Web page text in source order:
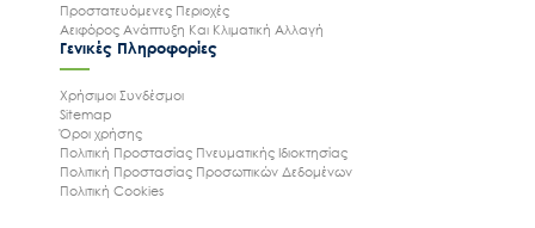
Προστατευόμενες Περιοχές
Αειφόρος Ανάπτυξη Και Κλιματική Αλλαγή
Γενικές Πληροφορίες
Χρήσιμοι Συνδέσμοι
Sitemap
Όροι χρήσης
Πολιτική Προστασίας Πνευματικής Ιδιοκτησίας
Πολιτική Προστασίας Προσωπικών Δεδομένων
Πολιτική Cookies